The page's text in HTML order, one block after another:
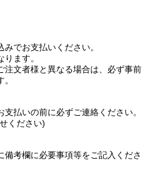
でお支払いください。
ます。
注文者様と異なる場合は、必ず事前
払いの前に必ずご連絡ください。
ください)
考欄に必要事項等をご記入くださ